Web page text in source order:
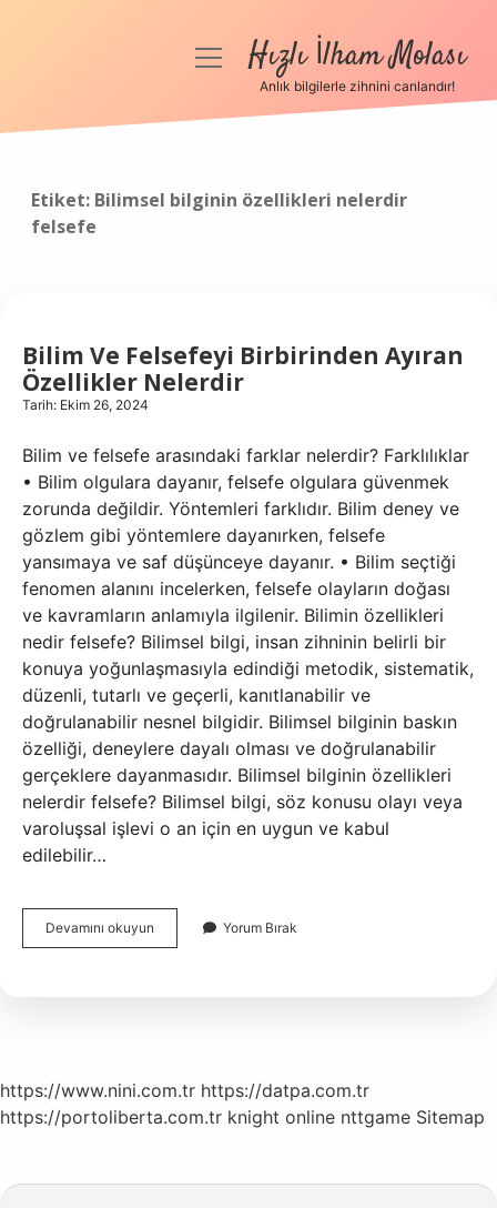
Anasayfa
Yasal Uyarı
menüyüHızlı İlham Molası
Anlık bilgilerle zihnini canlandır!
Etiket: Bilimsel bilginin özellikleri nelerdir
felsefe
Bilim Ve Felsefeyi Birbirinden Ayıran
Özellikler Nelerdir
Tarih: Ekim 26, 2024
Bilim ve felsefe arasındaki farklar nelerdir? Farklılıklar
• Bilim olgulara dayanır, felsefe olgulara güvenmek
zorunda değildir. Yöntemleri farklıdır. Bilim deney ve
gözlem gibi yöntemlere dayanırken, felsefe
yansımaya ve saf düşünceye dayanır. • Bilim seçtiği
fenomen alanını incelerken, felsefe olayların doğası
ve kavramların anlamıyla ilgilenir. Bilimin özellikleri
nedir felsefe? Bilimsel bilgi, insan zihninin belirli bir
konuya yoğunlaşmasıyla edindiği metodik, sistematik,
düzenli, tutarlı ve geçerli, kanıtlanabilir ve
doğrulanabilir nesnel bilgidir. Bilimsel bilginin baskın
özelliği, deneylere dayalı olması ve doğrulanabilir
gerçeklere dayanmasıdır. Bilimsel bilginin özellikleri
nelerdir felsefe? Bilimsel bilgi, söz konusu olayı veya
varoluşsal işlevi o an için en uygun ve kabul
edilebilir…
Devamını okuyun
Ve
Yorum Bırak
https://www.nini.com.tr https://datpa.com.tr
https://portoliberta.com.tr knight online nttgame Sitemap